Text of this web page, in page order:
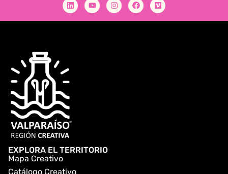
EXPLORA EL TERRITORIO
Mapa Creativo
Catálogo Creativo